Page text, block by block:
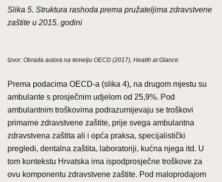
Slika 5. Struktura rashoda prema pružateljima zdravstvene
zaštite u 2015. godini
Izvor: Obrada autora na temelju OECD (2017), Health at Glance
Prema podacima OECD-a (slika 4), na drugom mjestu su
ambulante s prosječnim udjelom od 25,9%. Pod
ambulantnim troškovima podrazumijevaju se troškovi
primarne zdravstvene zaštite, prije svega ambulantna
zdravstvena zaštita ali i opća praksa, specijalistički
pregledi, dentalna zaštita, laboratoriji, kućna njega itd. U
tom kontekstu Hrvatska ima ispodprosječne troškove za
ovu komponentu zdravstvene zaštite. Pod maloprodajom